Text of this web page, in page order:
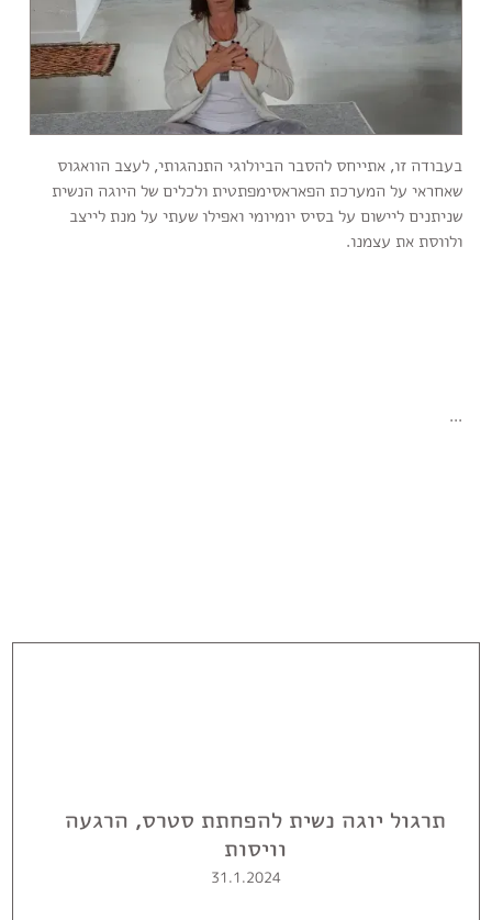
...
בעבודה זו, אתייחס להסבר הביולוגי התנהגותי, לעצב הוואגוס
שאחראי על המערכת הפאראסימפתטית ולכלים של היוגה הנשית
שניתנים ליישום על בסיס יומיומי ואפילו שעתי על מנת לייצב
ולווסת את עצמנו.
תרגול יוגה נשית להפחתת סטרס, הרגעה
וויסות
31.1.2024